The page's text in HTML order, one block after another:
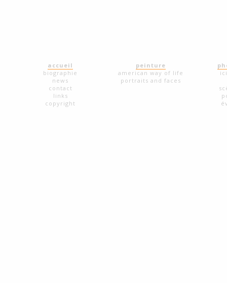
accueil
biographie
news
contact
links
copyright
peinture
american way of life
portraits and faces